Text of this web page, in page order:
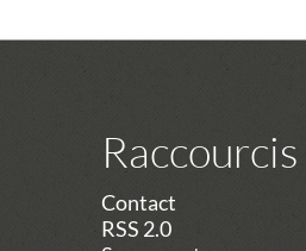
Raccourcis
Contact
RSS 2.0